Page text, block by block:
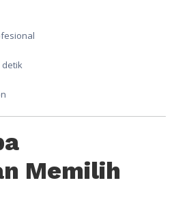
detik
Memilih